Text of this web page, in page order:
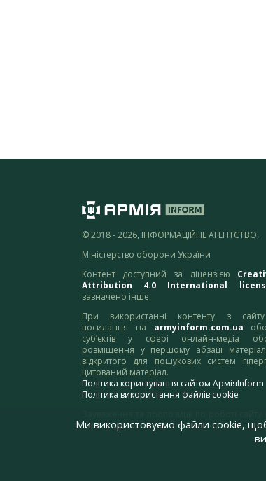
© 2018 - 2026, ІНФОРМАЦІЙНЕ АГЕНТСТВО,
Міністерство оборони України
Контент доступний за ліцензією
Attribution 4.0 International
зазначено інше.
При використанні контенту з
посилання на armyinform.com.ua
суб’єктів у сфері онлайн-медіа
розміщення у першому абзаці
відкритого для пошукових систем
цитований матеріал.
Політика користування сайтом АрміяInform
Політика використання файлів cookie
адресу:webmaster@armyinform.com.ua
Ми використовуємо файли cookie,